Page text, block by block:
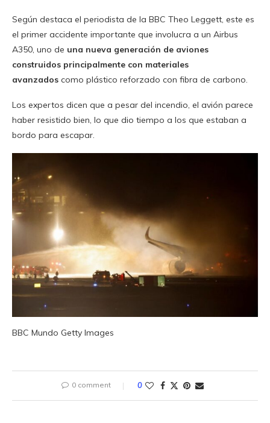
Según destaca el periodista de la BBC Theo Leggett, este es
el primer accidente importante que involucra a un Airbus
A350, uno de una nueva generación de aviones
construidos principalmente con materiales
avanzados como plástico reforzado con fibra de carbono.
Los expertos dicen que a pesar del incendio, el avión parece
haber resistido bien, lo que dio tiempo a los que estaban a
bordo para escapar.
BBC Mundo Getty Images
0 comment 0